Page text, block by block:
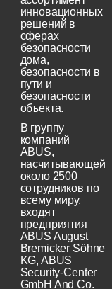
инновационных
решений в
сферах
безопасности
дома,
безопасности в
пути и
безопасности
объекта.
В группу
компаний
ABUS,
насчитывающей
около 2500
сотрудников по
всему миру,
входят
предприятия
ABUS August
Bremicker Söhne
KG, ABUS
Security-Center
GmbH And Co.